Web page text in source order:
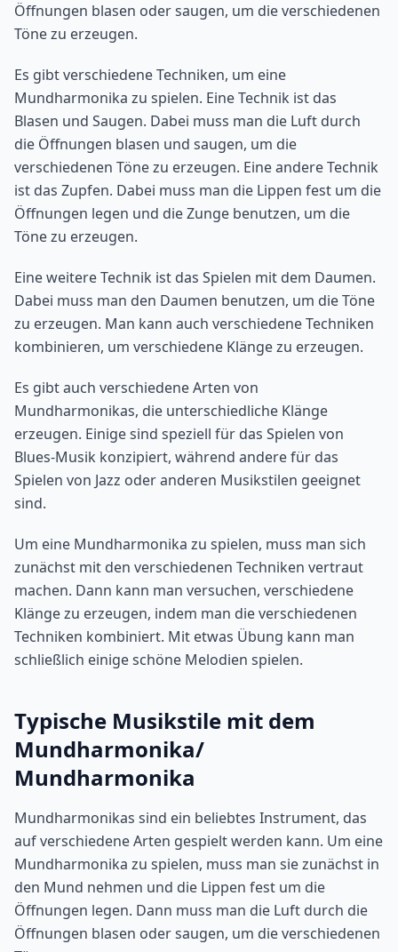
Öffnungen blasen oder saugen, um die verschiedenen
Töne zu erzeugen.
Es gibt verschiedene Techniken, um eine
Mundharmonika zu spielen. Eine Technik ist das
Blasen und Saugen. Dabei muss man die Luft durch
die Öffnungen blasen und saugen, um die
verschiedenen Töne zu erzeugen. Eine andere Technik
ist das Zupfen. Dabei muss man die Lippen fest um die
Öffnungen legen und die Zunge benutzen, um die
Töne zu erzeugen.
Eine weitere Technik ist das Spielen mit dem Daumen.
Dabei muss man den Daumen benutzen, um die Töne
zu erzeugen. Man kann auch verschiedene Techniken
kombinieren, um verschiedene Klänge zu erzeugen.
Es gibt auch verschiedene Arten von
Mundharmonikas, die unterschiedliche Klänge
erzeugen. Einige sind speziell für das Spielen von
Blues-Musik konzipiert, während andere für das
Spielen von Jazz oder anderen Musikstilen geeignet
sind.
Um eine Mundharmonika zu spielen, muss man sich
zunächst mit den verschiedenen Techniken vertraut
machen. Dann kann man versuchen, verschiedene
Klänge zu erzeugen, indem man die verschiedenen
Techniken kombiniert. Mit etwas Übung kann man
schließlich einige schöne Melodien spielen.
Typische Musikstile mit dem
Mundharmonika/
Mundharmonika
Mundharmonikas sind ein beliebtes Instrument, das
auf verschiedene Arten gespielt werden kann. Um eine
Mundharmonika zu spielen, muss man sie zunächst in
den Mund nehmen und die Lippen fest um die
Öffnungen legen. Dann muss man die Luft durch die
Öffnungen blasen oder saugen, um die verschiedenen